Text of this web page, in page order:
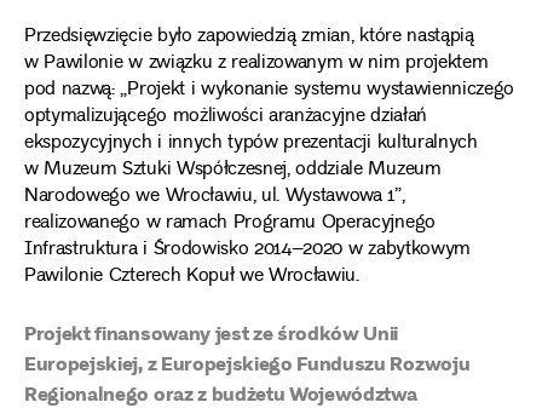
Przedsięwzięcie było zapowiedzią zmian, które nastąpią
w Pawilonie w związku z realizowanym w nim projektem
pod nazwą: „Projekt i wykonanie systemu wystawienniczego
optymalizującego możliwości aranżacyjne działań
ekspozycyjnych i innych typów prezentacji kulturalnych
w Muzeum Sztuki Współczesnej, oddziale Muzeum
Narodowego we Wrocławiu, ul. Wystawowa 1”,
realizowanego w ramach Programu Operacyjnego
Infrastruktura i Środowisko 2014–2020 w zabytkowym
Pawilonie Czterech Kopuł we Wrocławiu.
Projekt finansowany jest ze środków Unii
Europejskiej, z Europejskiego Funduszu Rozwoju
Regionalnego oraz z budżetu Województwa